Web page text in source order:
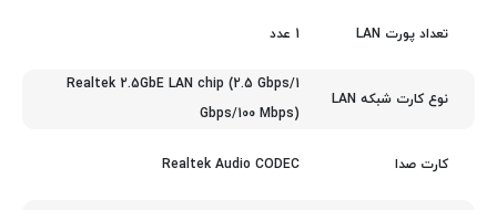
تعداد پورت LAN 1 عدد
نوع کارت شبکه LAN
Realtek 2.5GbE LAN chip (2.5 Gbps/1
Gbps/100 Mbps)
کارت صدا Realtek Audio CODEC